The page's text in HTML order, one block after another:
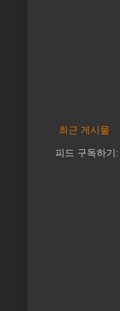
최근 게시물
피드 구독하기: